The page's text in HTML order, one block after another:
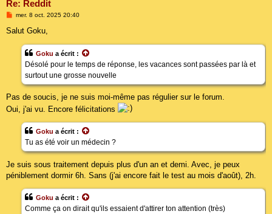
Re: Reddit
M
s
mer. 8 oct. 2025 20:40
Salut Goku,
Goku a écrit :
Désolé pour le temps de réponse, les vacances sont passées par là et
surtout une grosse nouvelle
Pas de soucis, je ne suis moi-même pas régulier sur le forum.
Oui, j'ai vu. Encore félicitations
Goku a écrit :
Tu as été voir un médecin ?
Je suis sous traitement depuis plus d'un an et demi. Avec, je peux
péniblement dormir 6h. Sans (j'ai encore fait le test au mois d'août), 2h.
Goku a écrit :
Comme ça on dirait qu'ils essaient d'attirer ton attention (très)